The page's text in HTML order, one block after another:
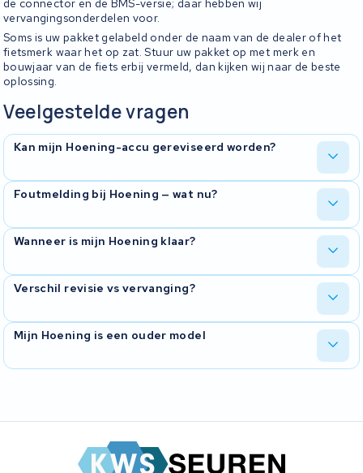
vervangingsonderdelen voor.
Soms is uw pakket gelabeld onder de naam van de dealer of het
fietsmerk waar het op zat. Stuur uw pakket op met merk en
bouwjaar van de fiets erbij vermeld, dan kijken wij naar de beste
oplossing.
Veelgestelde vragen
Kan mijn Hoening-accu gereviseerd worden?
In bijna alle gevallen wel. Wij openen het pakket, testen de cellen
en de BMS, en bepalen of revisie zinvol is. Mocht er iets aan de
hand zijn waardoor revisie geen zin heeft, melden we dat eerlijk en
sturen we het pakket terug.
Foutmelding bij Hoening — wat nu?
Een Hoening die niet meer wordt herkend door de motor wijst
meestal op een BMS-storing of een diepontladen pakket. Op onze
diagnose-apparatuur lezen we de foutcodes uit en kijken we of
het pakket te resetten is. Vaak is het probleem te verhelpen
zonder de cellen te vervangen.
Wanneer is mijn Hoening klaar?
Reken op ongeveer tien werkdagen vanaf binnenkomst. We
melden bij u terug zodra het pakket open is, geven een diagnose
en wachten op uw akkoord voor de revisie. Daarna gaat het op de
testbank voordat het terugkomt.
Verschil revisie vs vervanging?
Een revisie houdt het bestaande pakket in gebruik en bespaart
materialen. Voor sommige oudere Hoening-modellen is een nieuw
origineel pakket niet meer als nieuw te bestellen via de dealer. Wij
Mijn Hoening is een ouder model
met merk en bouwjaar van de fiets erbij vermeld.